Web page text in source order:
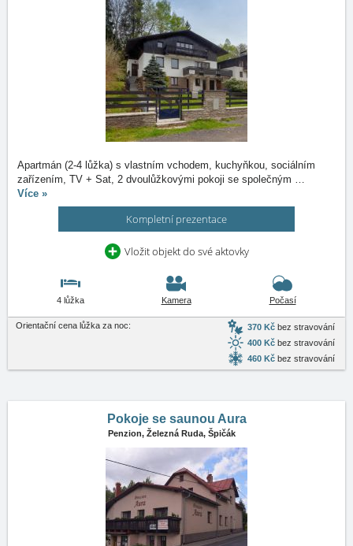
Apartmán (2-4 lůžka) s vlastním vchodem, kuchyňkou, sociálním
zařízením, TV + Sat, 2 dvoulůžkovými pokoji se společným …
Více »
Kompletní prezentace
Vložit objekt do své aktovky
4 lůžka Kamera Počasí
Orientační cena lůžka za noc: 370 Kč bez stravování
400 Kč bez stravování
460 Kč bez stravování
Pokoje se saunou Aura
Penzion, Železná Ruda, Špičák